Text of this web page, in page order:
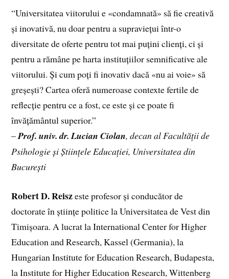
“Universitatea viitorului e «condamnată» să fie creativă
și inovativă, nu doar pentru a supraviețui într-o
diversitate de oferte pentru tot mai puțini clienți, ci și
pentru a rămâne pe harta instituțiilor semnificative ale
viitorului. Și cum poți fi inovativ dacă «nu ai voie» să
greșești? Cartea oferă numeroase contexte fertile de
reflecție pentru ce a fost, ce este și ce poate fi
învățământul superior.”
–Prof. univ. dr. Lucian Ciolan, decan al Facultății de
Psihologie și Științele Educației, Universitatea din
București
Robert D. Reiszeste profesor și conducător de
doctorate în științe politice la Universitatea de Vest din
Timișoara. A lucrat la International Center for Higher
Education and Research, Kassel (Germania), la
Hungarian Institute for Education Research, Budapesta,
la Institute for Higher Education Research, Wittenberg